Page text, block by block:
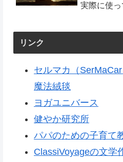
実際に使
リンク
セルマカ（
魔法絨毯
ヨガユニバース
健やか研究所
パパのための子育て
ClassiVoyageの文学